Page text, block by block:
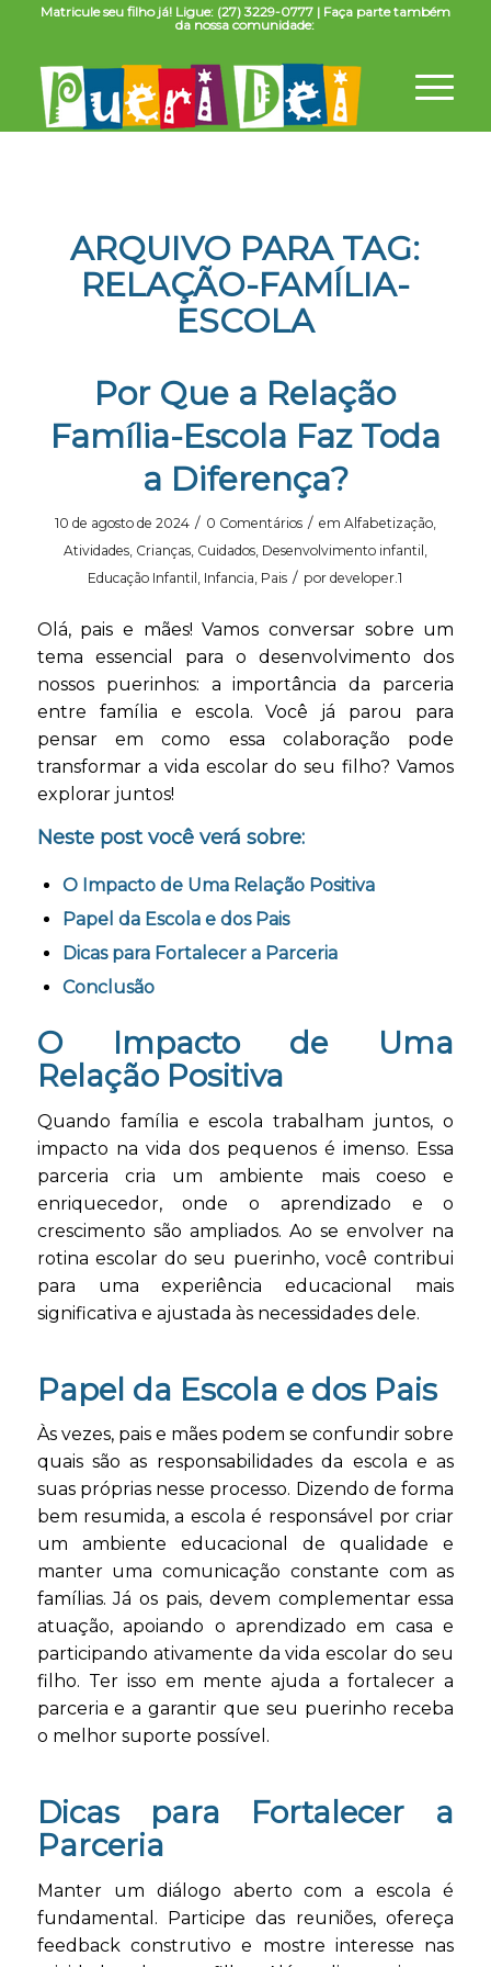
Matricule seu filho já! Ligue: (27) 3229-0777 | Faça parte também
da nossa comunidade:
ARQUIVO PARA TAG:
RELAÇÃO-FAMÍLIA-
ESCOLA
Por Que a Relação
Família-Escola Faz Toda
a Diferença?
10 de agosto de 2024 / 0 Comentários / em Alfabetização,
Atividades, Crianças, Cuidados, Desenvolvimento infantil ,
Educação Infantil , Infancia, Pais / pordeveloper.1
Olá, pais e mães! Vamos conversar sobre um
tema essencial para o desenvolvimento dos
nossos puerinhos: a importância da parceria
entre família e escola. Você já parou para
pensar em como essa colaboração pode
transformar a vida escolar do seu filho? Vamos
explorar juntos!
Neste post você verá sobre:
O Impacto de Uma Relação Positiva
Papel da Escola e dos Pais
Dicas para Fortalecer a Parceria
Conclusão
O Impacto de Uma
Relação Positiva
Quando família e escola trabalham juntos, o
impacto na vida dos pequenos é imenso. Essa
parceria cria um ambiente mais coeso e
enriquecedor, onde o aprendizado e o
crescimento são ampliados. Ao se envolver na
rotina escolar do seu puerinho, você contribui
para uma experiência educacional mais
significativa e ajustada às necessidades dele.
Papel da Escola e dos Pais
Às vezes, pais e mães podem se confundir sobre
quais são as responsabilidades da escola e as
suas próprias nesse processo. Dizendo de forma
bem resumida, a escola é responsável por criar
um ambiente educacional de qualidade e
manter uma comunicação constante com as
famílias. Já os pais, devem complementar essa
atuação, apoiando o aprendizado em casa e
participando ativamente da vida escolar do seu
filho. Ter isso em mente ajuda a fortalecer a
parceria e a garantir que seu puerinho receba
o melhor suporte possível.
Dicas para Fortalecer a
Parceria
Manter um diálogo aberto com a escola é
fundamental. Participe das reuniões, ofereça
feedback construtivo e mostre interesse nas